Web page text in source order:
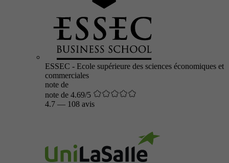
ESSEC - Ecole supérieure des sciences économiques et
commerciales
note de
note de 4.69/5
4.7 — 108 avis